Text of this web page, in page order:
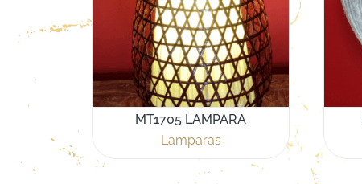
MT1705 LAMPARA
Lamparas